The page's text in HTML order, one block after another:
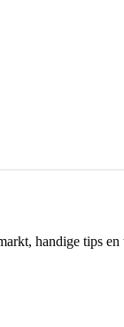
handige tips